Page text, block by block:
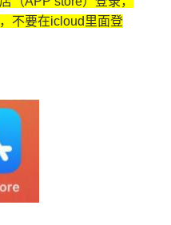
不要在icloud里面登